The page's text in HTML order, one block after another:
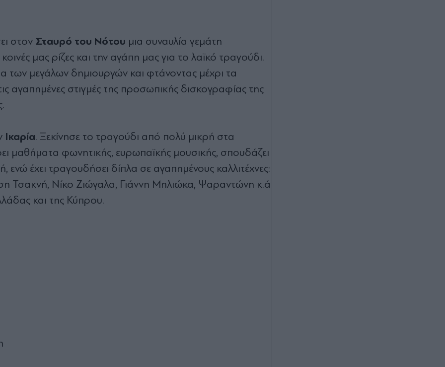
στον Σταυρό του Νότου μια συναυλία γεμάτη
μας ρίζες και την αγάπη μας για το λαϊκό τραγούδι.
των μεγάλων δημιουργών και φτάνοντας μέχρι τα
αγαπημένες στιγμές της προσωπικής δισκογραφίας της
Ικαρία. Ξεκίνησε το τραγούδι από πολύ μικρή στα
μαθήματα φωνητικής, ευρωπαϊκής μουσικής, σπουδάζει
ενώ έχει τραγουδήσει δίπλα σε αγαπημένους καλλιτέχνες:
Τσακνή, Νίκο Ζιώγαλα, Γιάννη Μηλιώκα, Ψαραντώνη κ.ά
και της Κύπρου.